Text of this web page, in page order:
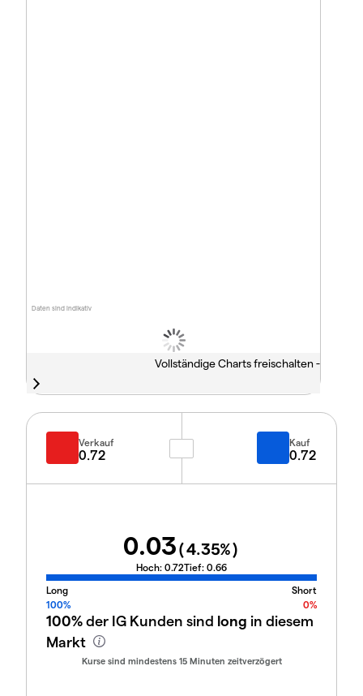
Daten sind indikativ
Vollständige Charts freischalten -
Verkauf
0.72
Kauf
0.72
0.03(4.35%)
Hoch: 0.72Tief: 0.66
Long
Short
100%
0%
100%der IG Kunden sind long in diesem
Markt
Kurse sind mindestens 15 Minuten zeitverzögert